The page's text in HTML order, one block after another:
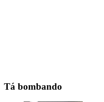
Tá bombando